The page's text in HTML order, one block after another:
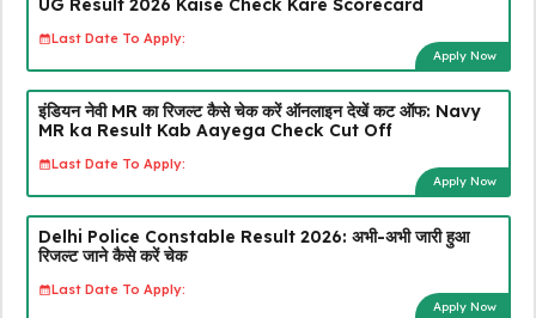
Last Date To Apply:
Apply Now
इंडियन नेवी MR का रिजल्ट कैसे चेक करें ऑनलाइन देखें कट ऑफ: Navy
MR ka Result Kab Aayega Check Cut Off
Last Date To Apply:
Apply Now
Delhi Police Constable Result 2026: अभी-अभी जारी हुआ
रिजल्ट जाने कैसे करें चेक
Last Date To Apply:
Apply Now